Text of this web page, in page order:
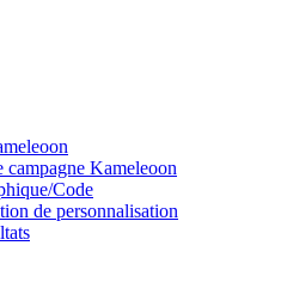
Kameleoon
Code
de personnalisation